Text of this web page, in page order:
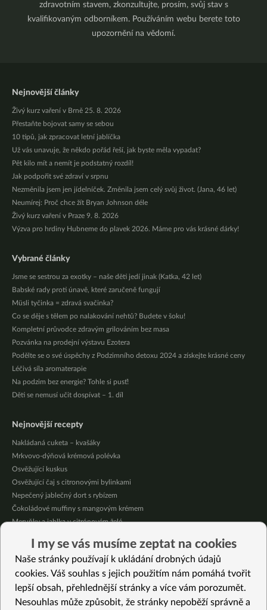
zdravotním stavem, zkonzultujte, prosím, svůj stav s
kvalifikovaným odborníkem. Používáním webu berete toto
upozornění na vědomí.
Nejnovější články
Živý kurz vaření v Brně 25. 8. 2026
Přestaňte bojovat samy se sebou
10 tipů, jak zpracovat letní jablíčka
Už vás unavuje, že někdo pořád řeší, jak byste měla vypadat?
Pět kilo mít a nemít je podstatný rozdíl!
Jak podpořit své zdraví v srpnu
Nezměnila jsem jen jídelníček. Změnila jsem celý svůj život. (Jana, 46 let)
Neumírej: Proč chce žít Bryan Johnson déle
Živý kurz vaření v Praze 9. 8. 2026
Výzva pro hrdiny Hubneme do plavek 2026. Máme pro vás krásné dárky!
Vybrané články
Jsme se sestrou za exotky – naše děti jedí jinak (Katka, 42 let)
Babské rady proti únavě, které zaručeně fungují
Müsli tyčinka = zdravá svačinka?
Co se děje s tělem po nalakování nehtů? Budete v šoku!
Kompletní průvodce zdravým grilováním bez masa
Pozvánka na prodejní výstavu Ezotera
Podělte se o své úspěchy z Podzimního detoxu 2024 a získejte krásné ceny
Léčivá síla aromaterapie
Na podzim bez energie? Tohle si pusť!
Děti se nemusí učit dospívat – 1. díl
Nejnovější recepty
Nakládaná cuketa – kvašáky
Mrkvovo-dýňová krémová polévka
Osvěžující kuskus
Osvěžující čaj s citronovými bylinkami
Nepečený jablečný dort s rybízem
Čokoládové muffiny s mangovým krémem
Meruňky a jablka v citrónovém želé
Celozrnná rýže basmati se zeleninou
Citrónové muffiny s borůvkovým krémem
Vybrané recepty
I my se vás musíme zeptat na cookies
Naše stránky používají k ukládání drobných údajů
cookies. Váš souhlas s jejich použitím nám pomáhá tvořit
lepší obsah, přehlednější stránky a více vám porozumět.
Nesouhlas může způsobit, že stránky nepoběží správně a